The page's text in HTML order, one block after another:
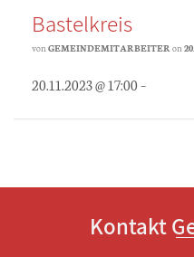
Bastelkreis
von GEMEINDEMITARBEITERon
20.11.2023 @ 17:00 –
Kontakt